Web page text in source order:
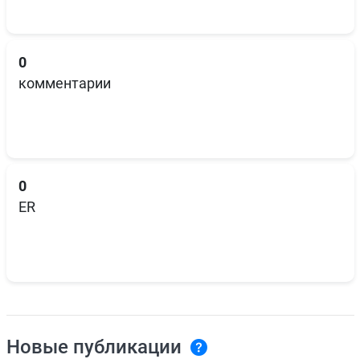
0
комментарии
0
ER
Новые публикации